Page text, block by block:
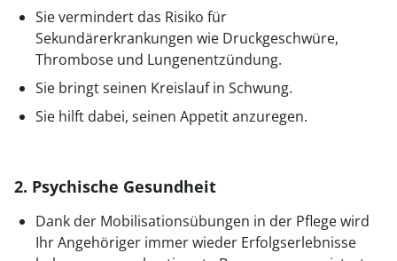
Sie vermindert das Risiko für
Sekundärerkrankungen wie Druckgeschwüre,
Thrombose und Lungenentzündung.
Sie bringt seinen Kreislauf in Schwung.
Sie hilft dabei, seinen Appetit anzuregen.
2. Psychische Gesundheit
Dank der Mobilisationsübungen in der Pflege wird
Ihr Angehöriger immer wieder Erfolgserlebnisse